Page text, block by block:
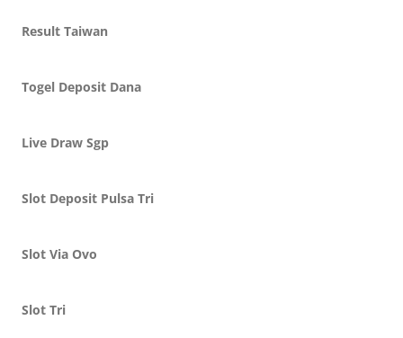
Result Taiwan
Togel Deposit Dana
Live Draw Sgp
Slot Deposit Pulsa Tri
Slot Via Ovo
Slot Tri